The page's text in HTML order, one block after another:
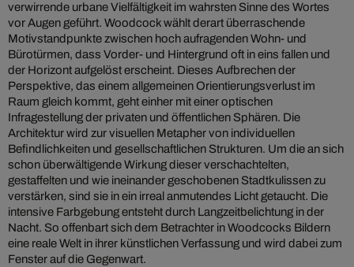
verwirrende urbane Vielfältigkeit im wahrsten Sinne des Wortes
vor Augen geführt. Woodcock wählt derart überraschende
Motivstandpunkte zwischen hoch aufragenden Wohn- und
Bürotürmen, dass Vorder- und Hintergrund oft in eins fallen und
der Horizont aufgelöst erscheint. Dieses Aufbrechen der
Perspektive, das einem allgemeinen Orientierungsverlust im
Raum gleich kommt, geht einher mit einer optischen
Infragestellung der privaten und öffentlichen Sphären. Die
Architektur wird zur visuellen Metapher von individuellen
Befindlichkeiten und gesellschaftlichen Strukturen. Um die an sich
schon überwältigende Wirkung dieser verschachtelten,
gestaffelten und wie ineinander geschobenen Stadtkulissen zu
verstärken, sind sie in ein irreal anmutendes Licht getaucht. Die
intensive Farbgebung entsteht durch Langzeitbelichtung in der
Nacht. So offenbart sich dem Betrachter in Woodcocks Bildern
eine reale Welt in ihrer künstlichen Verfassung und wird dabei zum
Fenster auf die Gegenwart.